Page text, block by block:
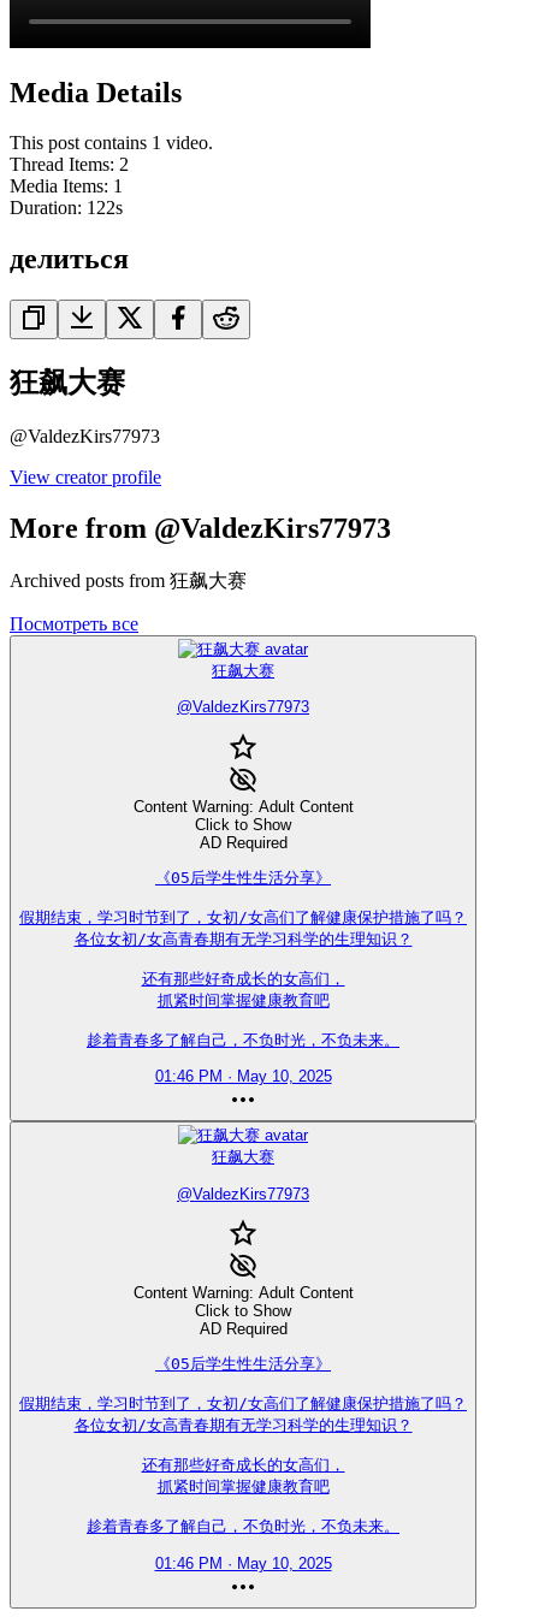
Media Details
This post contains 1 video.
Thread Items: 2
Media Items: 1
Duration: 122s
делиться
狂飙大赛
@ValdezKirs77973
View creator profile
More from @ValdezKirs77973
Archived posts from 狂飙大赛
Посмотреть все
狂飙大赛
@ValdezKirs77973
Content Warning: Adult Content
Click to Show
AD Required
《05后学生性生活分享》
假期结束，学习时节到了，女初/女高们了解健康保护措施了吗？
各位女初/女高青春期有无学习科学的生理知识？
还有那些好奇成长的女高们，
抓紧时间掌握健康教育吧
趁着青春多了解自己，不负时光，不负未来。
01:46 PM · May 10, 2025
狂飙大赛
@ValdezKirs77973
Content Warning: Adult Content
Click to Show
AD Required
《05后学生性生活分享》
假期结束，学习时节到了，女初/女高们了解健康保护措施了吗？
各位女初/女高青春期有无学习科学的生理知识？
还有那些好奇成长的女高们，
抓紧时间掌握健康教育吧
趁着青春多了解自己，不负时光，不负未来。
01:46 PM · May 10, 2025